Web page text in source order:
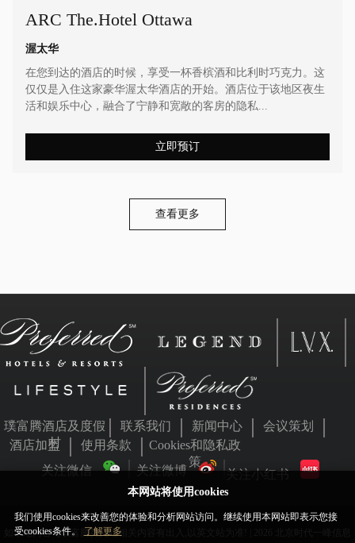
本网站将使用cookies
我们使用cookies来改善您的体验和分析网站访问。继续使用本网站即表示您接
受cookies条件。
了解更多
ARC The.Hotel Ottawa
渥太华
在您到达的酒店的时候，享受一杯香槟酒和比利时巧克力。这
仅仅是入住这家豪华渥太华酒店的开始。酒店位于该地区夜生
活和娱乐中心，融合了宁静和宽敞的客房的隐私...
立即预订
查看更多
璞富腾酒店及度假
村
联系我们 新闻中心
会议策划
酒店加盟
使用条款
Cookies和隐私政
策
关注微信 关注微博 关注小红书
如本站内容与璞富腾英文站相关内容有出入,以英文站为准! | 2026 北京时代一峰信息